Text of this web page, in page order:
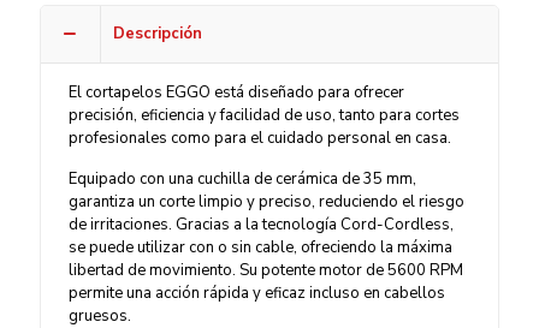
Descripción
El cortapelos EGGO está diseñado para ofrecer
precisión, eficiencia y facilidad de uso, tanto para cortes
profesionales como para el cuidado personal en casa.
Equipado con una cuchilla de cerámica de 35 mm,
garantiza un corte limpio y preciso, reduciendo el riesgo
de irritaciones. Gracias a la tecnología Cord-Cordless,
se puede utilizar con o sin cable, ofreciendo la máxima
libertad de movimiento. Su potente motor de 5600 RPM
permite una acción rápida y eficaz incluso en cabellos
gruesos.